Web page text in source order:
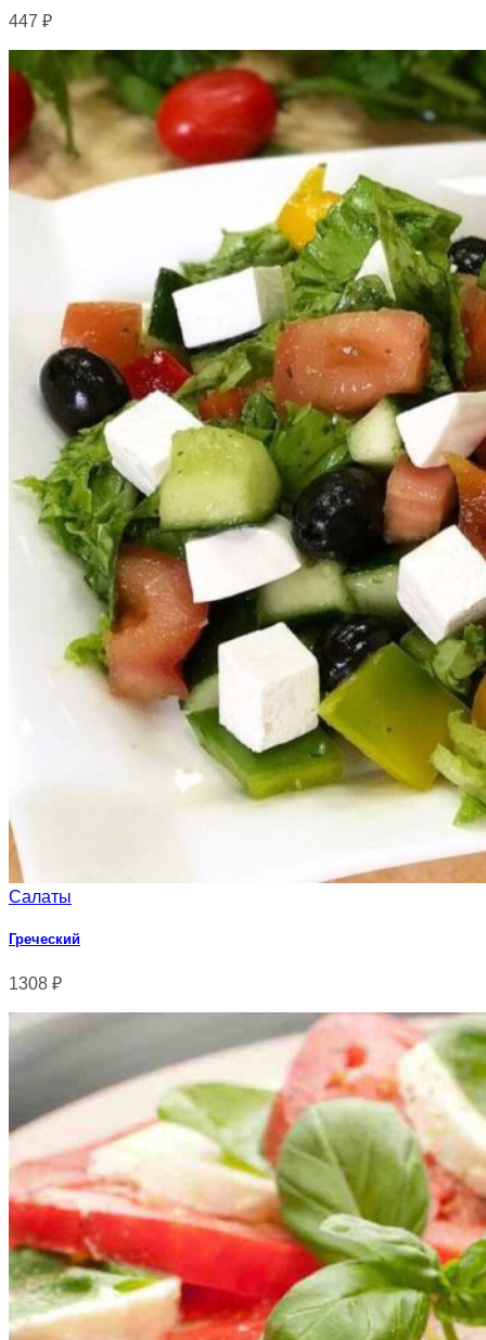
447 ₽
Салаты
Греческий
1308 ₽